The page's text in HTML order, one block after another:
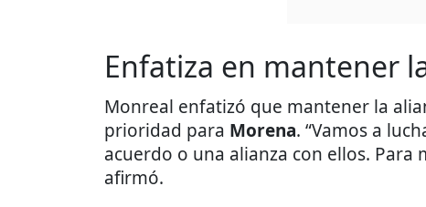
Enfatiza en mantener
Monreal enfatizó que mantener la
prioridad para Morena. “Vamos a
acuerdo o una alianza con ellos. Para
afirmó.